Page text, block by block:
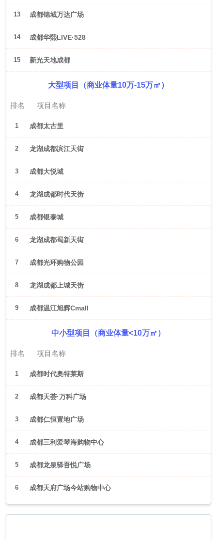
13 成都锦城万达广场
14 成都华熙LIVE·528
15 新光天地成都
大型项目（商业体量10万-15万㎡）
排名 项目名称
1 成都太古里
2 龙湖成都滨江天街
3 成都大悦城
4 龙湖成都时代天街
5 成都银泰城
6 龙湖成都蜀新天街
7 成都光环购物公园
8 龙湖成都上城天街
9 成都温江旭辉Cmall
中小型项目（商业体量<10万㎡）
排名 项目名称
1 成都时代奥特莱斯
2 成都天荟·万科广场
3 成都仁恒置地广场
4 成都三利爱琴海购物中心
5 成都龙泉驿吾悦广场
6 成都天府广场今站购物中心